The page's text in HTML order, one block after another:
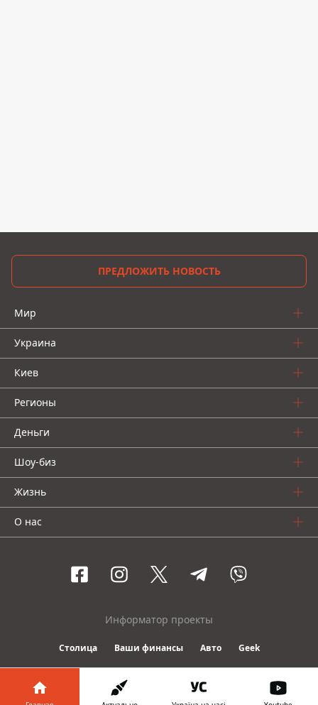
ПРЕДЛОЖИТЬ НОВОСТЬ
Мир
Украина
Киев
Регионы
Деньги
Шоу-биз
Жизнь
О нас
Информатор проекты
Столица Ваши финансы Авто Geek
© 2016-2026 Informator